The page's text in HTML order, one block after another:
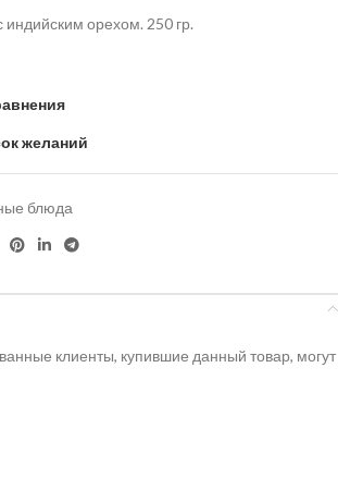
индийским орехом. 250 гр.
желаний
блюда
клиенты, купившие данный товар, могут